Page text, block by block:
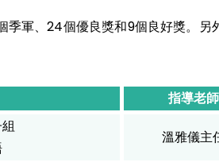
軍、24個優良獎和9個良好獎。另
指導老師
溫雅儀主